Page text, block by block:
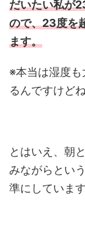
だいたい私が
ので、23度を
ます。
※本当は湿度
るんですけど
とはいえ、朝
みながらとい
準にしています